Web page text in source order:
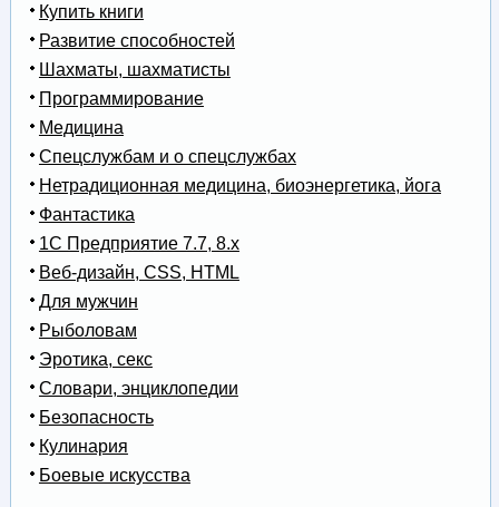
Купить книги
Развитие способностей
Шахматы, шахматисты
Программирование
Медицина
Спецслужбам и о спецслужбах
Нетрадиционная медицина, биоэнергетика, йога
Фантастика
1С Предприятие 7.7, 8.x
Веб-дизайн, CSS, HTML
Для мужчин
Рыболовам
Эротика, секс
Словари, энциклопедии
Безопасность
Кулинария
Боевые искусства